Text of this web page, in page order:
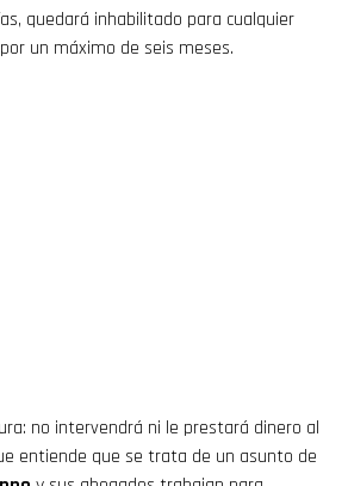
quedará inhabilitado para cualquier
un máximo de seis meses.
no intervendrá ni le prestará dinero al
entiende que se trata de un asunto de